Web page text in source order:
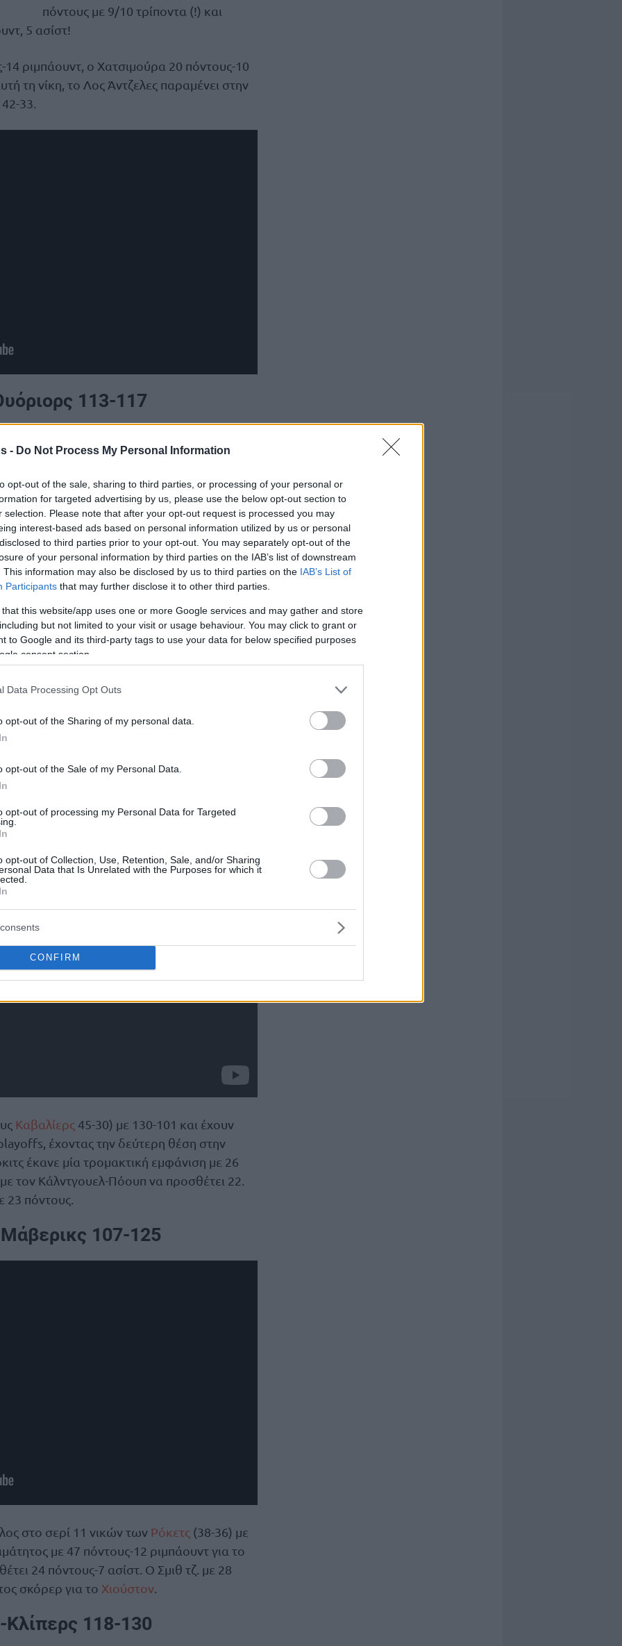
- Do Not Process My Personal Information
opt-out of the sale, sharing to third parties, or processing of your personal or
for targeted advertising by us, please use the below opt-out section to
selection. Please note that after your opt-out request is processed you may
interest-based ads based on personal information utilized by us or personal
to third parties prior to your opt-out. You may separately opt-out of the
of your personal information by third parties on the IAB’s list of downstream
This information may also be disclosed by us to third parties on the IAB’s List of
Participants that may further disclose it to other third parties.
that this website/app uses one or more Google services and may gather and store
but not limited to your visit or usage behaviour. You may click to grant or
to Google and its third-party tags to use your data for below specified purposes
consent section.
Data Processing Opt Outs
opt-out of the Sharing of my personal data.
opt-out of the Sale of my Personal Data.
opt-out of processing my Personal Data for Targeted
opt-out of Collection, Use, Retention, Sale, and/or Sharing
Data that Is Unrelated with the Purposes for which it
CONFIRM
πόντους με 9/10 τρίποντα (!) και
5 ασίστ!
ριμπάουντ, ο Χατσιμούρα 20 πόντους-10
τη νίκη, το Λος Άντζελες παραμένει στην
33.
113-117
κόντρα στουςΣπερς
κοντά στο play-in της Δύσης. Ο Κάρι είχε 33
και ο Γκριν 21 πόντους-6 ριμπάουντ-11
του 40-34. Για το
τους 32 πόντους του (9 ριμπάουντ, 5
130-101
Καβαλίερς 45-30) με 130-101 και έχουν
έχοντας την δεύτερη θέση στην
έκανε μία τρομακτική εμφάνιση με 26
τον Κάλντγουελ-Πόουπ να προσθέτει 22.
23 πόντους.
107-125
στο σερί 11 νικών των Ρόκετς (38-36) με
με 47 πόντους-12 ριμπάουντ για το
24 πόντους-7 ασίστ. Ο Σμιθ τζ. με 28
σκόρερ για το Χιούστον
Κλίπερς 118-130